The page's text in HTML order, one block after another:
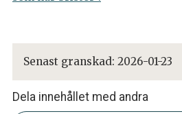
Senast granskad: 2026-01-23
Dela innehållet med andra